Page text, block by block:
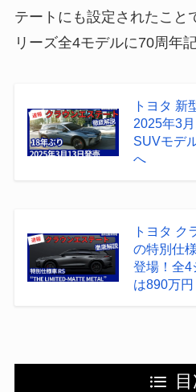
テートにも設定されたこと
リーズ全4モデルに70周年
トヨタ 新
2025年3
SUVモデ
へ
トヨタ ク
の特別仕
登場！全4
は890万円